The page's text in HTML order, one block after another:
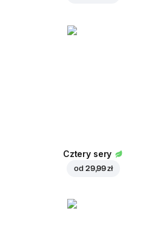
Cztery sery
od 29,99 zł